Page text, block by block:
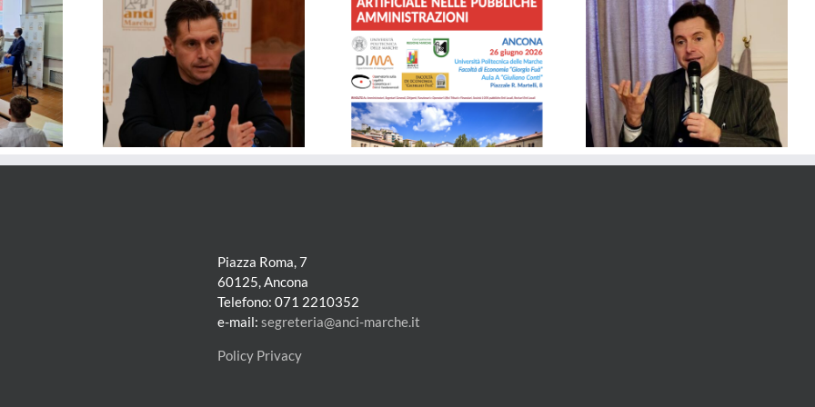
– Solidali col
le dimissioni
sempre una
per tutti
FORMAZIONE – Governare
l’Intelligenza Artificiale nelle
Pubbliche Amministrazioni
Solidarietà al Comune di Porto
Sant’Epidio per il tragico crollo
SICUREZZA – Dalla Regione
Marche 1,2 Milioni di euro ai
Comuni per Videosorveglianza
e Controllo del Territorio
Piazza Roma, 7
60125, Ancona
Telefono: 071 2210352
e-mail: segreteria@anci-marche.it
Policy Privacy